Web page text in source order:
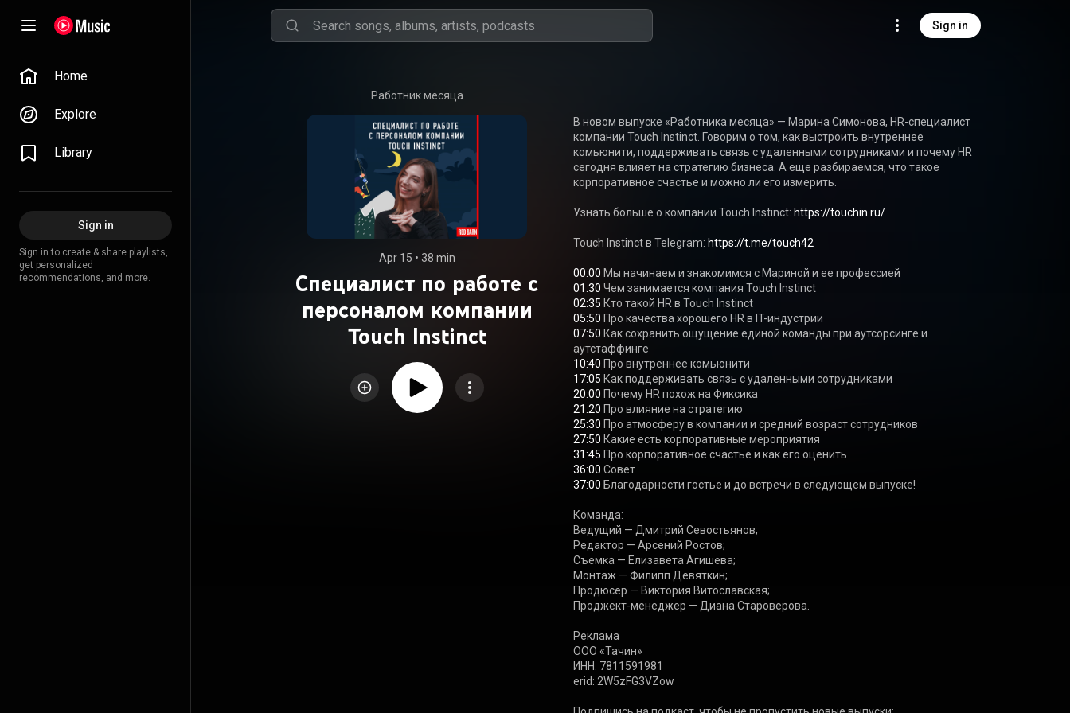
Sign in
Home
Explore
Library
Sign in
Sign in to create & share playlists,
get personalized
recommendations, and more.
Работник месяца
Apr 15 • 38 min
Специалист по работе с
персоналом компании
Touch Instinct
В новом выпуске «Работника месяца» — Марина Симонова, HR-специалист
компании Touch Instinct. Говорим о том, как выстроить внутреннее
комьюнити, поддерживать связь с удаленными сотрудниками и почему HR
сегодня влияет на стратегию бизнеса. А еще разбираемся, что такое
корпоративное счастье и можно ли его измерить.
Узнать больше о компании Touch Instinct: https://touchin.ru/
Touch Instinct в Telegram: https://t.me/touch42
00:00
01:30
02:35
05:50
07:50 Как сохранить ощущение единой команды при аутсорсинге и
10:40
17:05
20:00
21:20
25:30
27:50
31:45
36:00
37:00 Благодарности гостье и до встречи в следующем выпуске!
Команда:
Ведущий — Дмитрий Севостьянов;
Редактор — Арсений Ростов;
Съемка — Елизавета Агишева;
Монтаж — Филипп Девяткин;
Продюсер — Виктория Витославская;
Проджект-менеджер — Диана Староверова.
Реклама
ООО «Тачин»
ИНН: 7811591981
erid: 2W5zFG3VZow